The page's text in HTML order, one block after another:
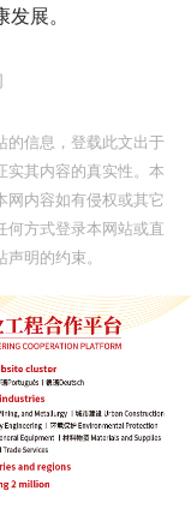
展。
的信息，登载此文出于
实其内容的真实性。本
网内容如有侵权或其它
何方式登录本网站或直
明的约束。